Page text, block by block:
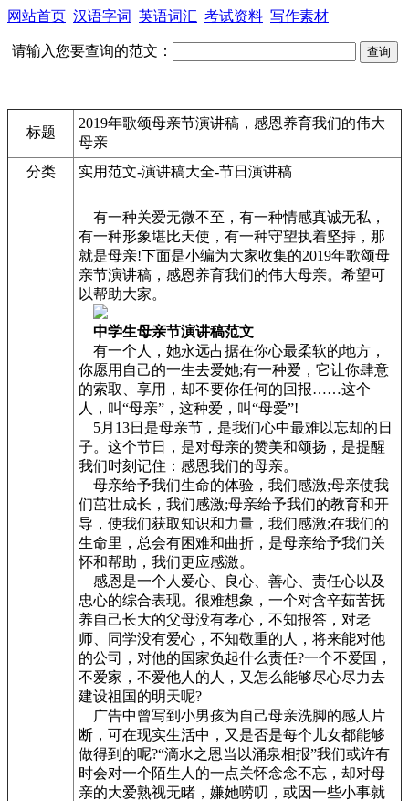
网站首页 汉语字词 英语词汇 考试资料 写作素材
请输入您要查询的范文：
标题
2019年歌颂母亲节演讲稿，感恩养育我们的伟大
母亲
分类
实用范文-演讲稿大全-节日演讲稿
有一种关爱无微不至，有一种情感真诚无私，
有一种形象堪比天使，有一种守望执着坚持，那
就是母亲!下面是小编为大家收集的2019年歌颂母
亲节演讲稿，感恩养育我们的伟大母亲。希望可
以帮助大家。
中学生母亲节演讲稿范文
有一个人，她永远占据在你心最柔软的地方，
你愿用自己的一生去爱她;有一种爱，它让你肆意
的索取、享用，却不要你任何的回报……这个
人，叫“母亲”，这种爱，叫“母爱”!
5月13日是母亲节，是我们心中最难以忘却的日
子。这个节日，是对母亲的赞美和颂扬，是提醒
我们时刻记住：感恩我们的母亲。
母亲给予我们生命的体验，我们感激;母亲使我
们茁壮成长，我们感激;母亲给予我们的教育和开
导，使我们获取知识和力量，我们感激;在我们的
生命里，总会有困难和曲折，是母亲给予我们关
怀和帮助，我们更应感激。
感恩是一个人爱心、良心、善心、责任心以及
忠心的综合表现。很难想象，一个对含辛茹苦抚
养自己长大的父母没有孝心，不知报答，对老
师、同学没有爱心，不知敬重的人，将来能对他
的公司，对他的国家负起什么责任?一个不爱国，
不爱家，不爱他人的人，又怎么能够尽心尽力去
建设祖国的明天呢?
广告中曾写到小男孩为自己母亲洗脚的感人片
断，可在现实生活中，又是否是每个儿女都能够
做得到的呢?“滴水之恩当以涌泉相报”我们或许有
时会对一个陌生人的一点关怀念念不忘，却对母
亲的大爱熟视无睹，嫌她唠叨，或因一些小事就